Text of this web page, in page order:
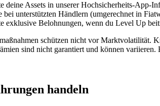
deine Assets in unserer Hochsicherheits-App-
bei unterstützten Händlern (umgerechnet in
exklusive Belohnungen, wenn du Level Up
schützen nicht vor Marktvolatilität.
sind nicht garantiert und können variieren.
handeln